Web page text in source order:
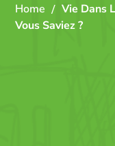
Home Vie Dans
Vous Saviez ?